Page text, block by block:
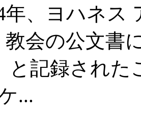
年、ヨハネス
教会の公文書
と記録され
...